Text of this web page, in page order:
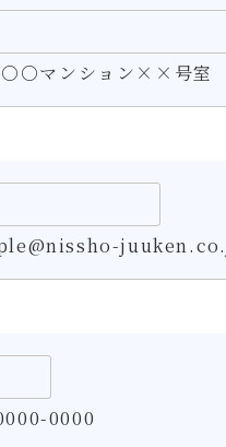
○○マンション××号室
0000